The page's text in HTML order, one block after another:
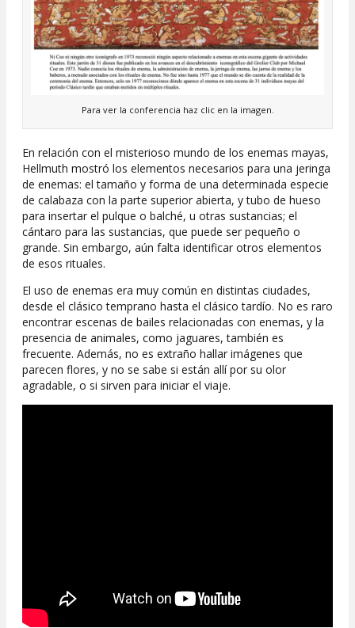
Para ver la conferencia haz clic en la imagen.
En relación con el misterioso mundo de los enemas mayas,
Hellmuth mostró los elementos necesarios para una jeringa
de enemas: el tamaño y forma de una determinada especie
de calabaza con la parte superior abierta, y tubo de hueso
para insertar el pulque o balché, u otras sustancias; el
cántaro para las sustancias, que puede ser pequeño o
grande. Sin embargo, aún falta identificar otros elementos
de esos rituales.
El uso de enemas era muy común en distintas ciudades,
desde el clásico temprano hasta el clásico tardío. No es raro
encontrar escenas de bailes relacionadas con enemas, y la
presencia de animales, como jaguares, también es
frecuente. Además, no es extraño hallar imágenes que
parecen flores, y no se sabe si están allí por su olor
agradable, o si sirven para iniciar el viaje.